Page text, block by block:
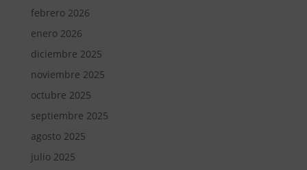
febrero 2026
enero 2026
diciembre 2025
noviembre 2025
octubre 2025
septiembre 2025
agosto 2025
julio 2025